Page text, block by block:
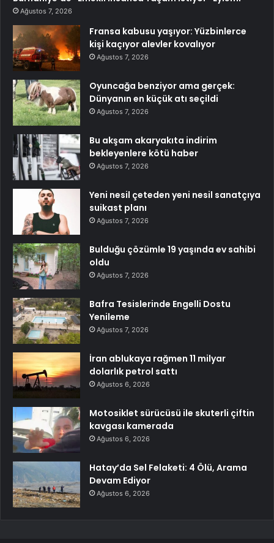
Ağustos 7, 2026
Fransa kabusu yaşıyor: Yüzbinlerce
kişi kaçıyor alevler kovalıyor
Ağustos 7, 2026
Oyuncağa benziyor ama gerçek:
Dünyanın en küçük atı seçildi
Ağustos 7, 2026
Bu akşam akaryakıta indirim
bekleyenlere kötü haber
Ağustos 7, 2026
Yeni nesil çeteden yeni nesil sanatçıya
suikast planı
Ağustos 7, 2026
Bulduğu çözümle 19 yaşında ev sahibi
oldu
Ağustos 7, 2026
Bafra Tesislerinde Engelli Dostu
Yenileme
Ağustos 7, 2026
İran ablukaya rağmen 11 milyar
dolarlık petrol sattı
Ağustos 6, 2026
Motosiklet sürücüsü ile skuterli çiftin
kavgası kamerada
Ağustos 6, 2026
Hatay’da Sel Felaketi: 4 Ölü, Arama
Devam Ediyor
Ağustos 6, 2026